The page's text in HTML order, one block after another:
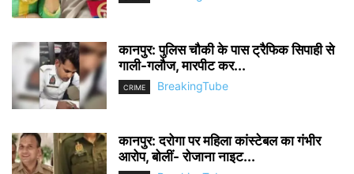
कानपुर: पुलिस चौकी के पास ट्रैफिक सिपाही से
गाली-गलौज, मारपीट कर...
CRIME BreakingTube
कानपुर: दरोगा पर महिला कांस्टेबल का गंभीर
आरोप, बोलीं- रोजाना नाइट...